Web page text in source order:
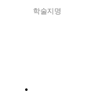
학술지명